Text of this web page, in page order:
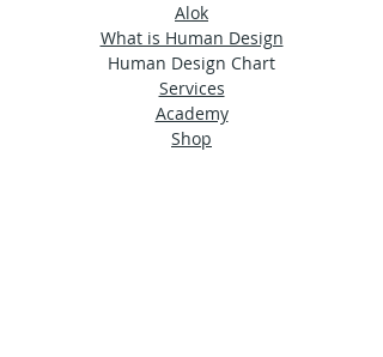
Alok
What is Human Design
Human Design Chart
Services
Academy
Shop